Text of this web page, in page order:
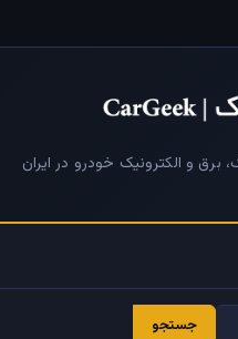
برق و الکترونیک خودرو در ایران
جستجو